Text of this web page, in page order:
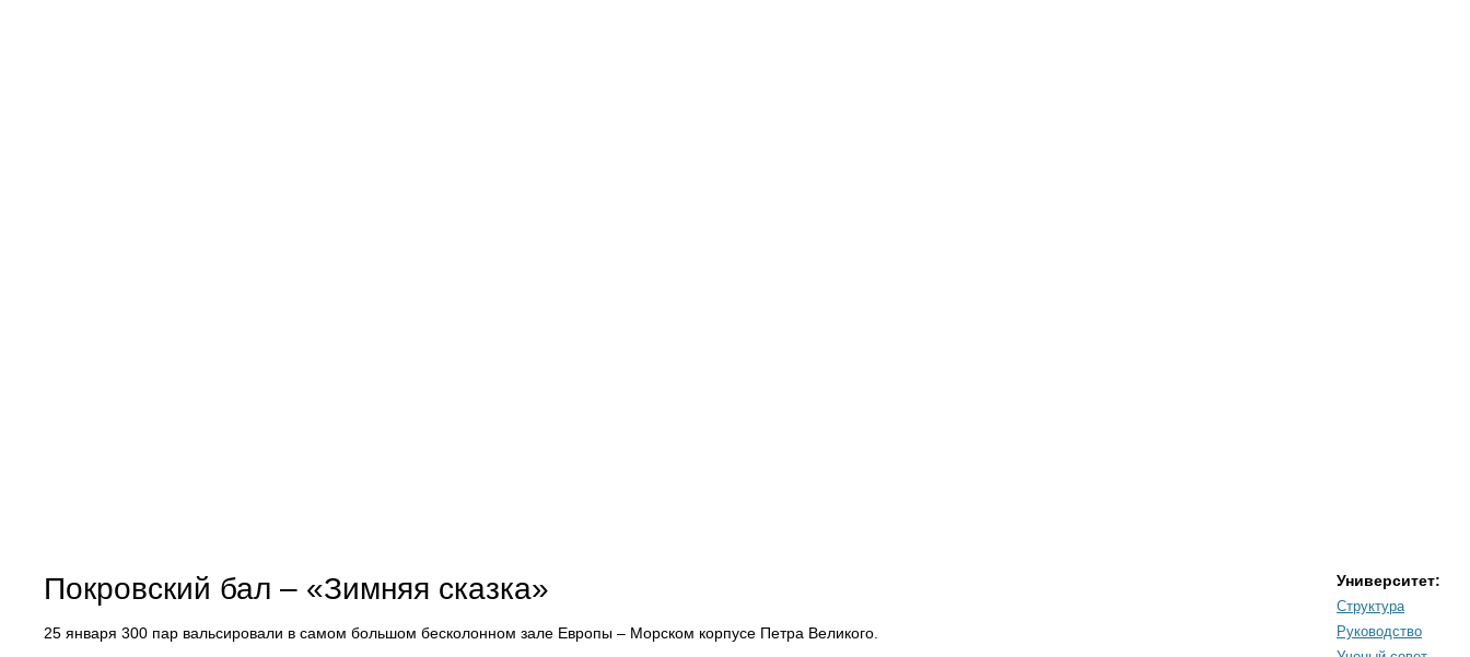
Покровский бал – «Зимняя сказка»
25 января 300 пар вальсировали в самом большом бесколонном зале Европы – Морском корпусе Петра Великого.
Университет:
Структура
Руководство